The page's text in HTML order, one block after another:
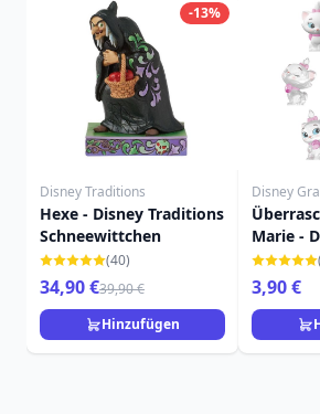
-13%
Disney Traditions
Hexe - Disney Traditions
Schneewittchen
(40)
34,90 €39,90 €
Hinzufügen
Disney
Marie -
3,90 €